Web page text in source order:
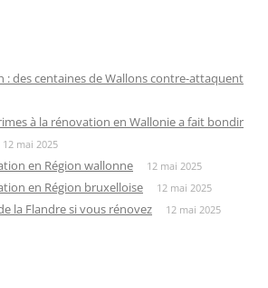
: des centaines de Wallons contre-attaquent
à la rénovation en Wallonie a fait bondir
12 mai 2025
en Région wallonne 12 mai 2025
en Région bruxelloise 12 mai 2025
la Flandre si vous rénovez 12 mai 2025